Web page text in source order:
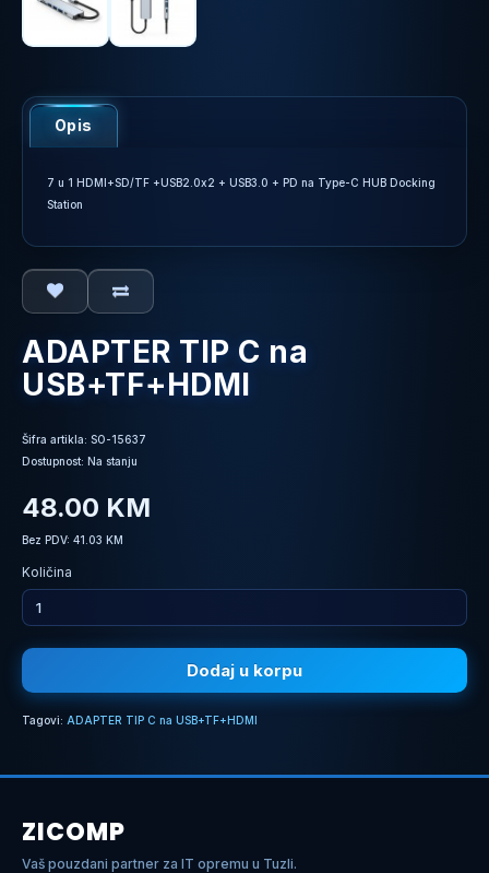
Opis
7 u 1 HDMI+SD/TF +USB2.0x2 + USB3.0 + PD na Type-C HUB Docking
Station
ADAPTER TIP C na
USB+TF+HDMI
Šifra artikla: SO-15637
Dostupnost: Na stanju
48.00 KM
Bez PDV: 41.03 KM
Količina
Dodaj u korpu
Tagovi: ADAPTER TIP C na USB+TF+HDMI
ZICOMP
Vaš pouzdani partner za IT opremu u Tuzli.